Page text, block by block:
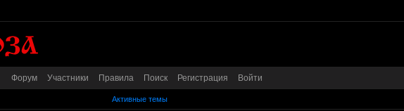
Форум Участники Правила Поиск Регистрация Войти
Активные темы